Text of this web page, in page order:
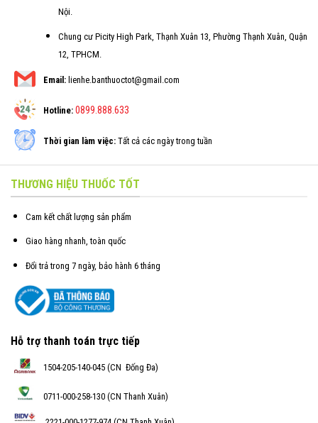
Nội.
Chung cư Picity High Park, Thạnh Xuân 13, Phường Thạnh Xuân, Quận
12, TPHCM.
Email: lienhe.banthuoctot@gmail.com
Hotline: 0899.888.633
Thời gian làm việc: Tất cả các ngày trong tuần
THƯƠNG HIỆU THUỐC TỐT
Cam kết chất lượng sản phẩm
Giao hàng nhanh, toàn quốc
Đổi trả trong 7 ngày, bảo hành 6 tháng
Hỗ trợ thanh toán trực tiếp
1504-205-140-045 (CN Đống Đa)
0711-000-258-130 (CN Thanh Xuân)